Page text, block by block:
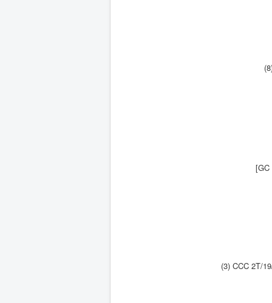
[GC
(3) CCC 2T/